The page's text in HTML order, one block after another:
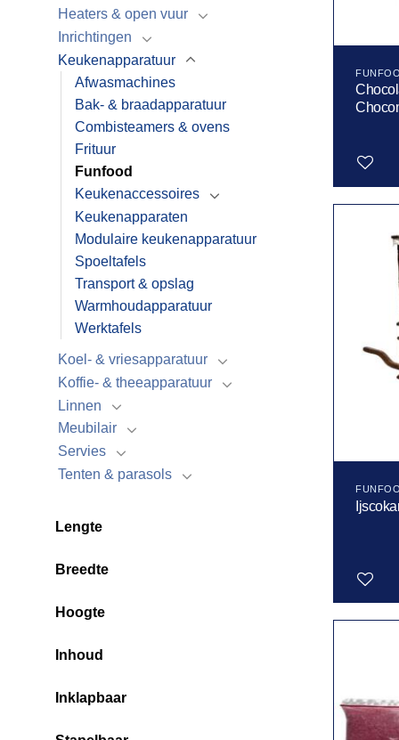
Heaters & open vuur
Inrichtingen
Keukenapparatuur
Afwasmachines
Bak- & braadapparatuur
Combisteamers & ovens
Frituur
Funfood
Keukenaccessoires
Keukenapparaten
Modulaire keukenapparatuur
Spoeltafels
Transport & opslag
Warmhoudapparatuur
Werktafels
Koel- & vriesapparatuur
Koffie- & theeapparatuur
Linnen
Meubilair
Servies
Tenten & parasols
Lengte
Breedte
Hoogte
Inhoud
Inklapbaar